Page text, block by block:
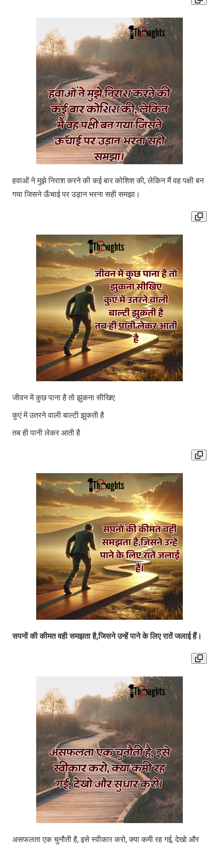
हवाओं ने मुझे निराश करने की कई बार कोशिश की, लेकिन मैं वह पक्षी बन
गया जिसने ऊँचाई पर उड़ान भरना सही समझा।
जीवन में कुछ पाना है तो झुकना सीखिए
कुएं में उतरने वाली बाल्टी झुकती है
तब ही पानी लेकर आती है
सपनों की कीमत वही समझता है,जिसने उन्हें पाने के लिए रातें जलाई हैं।
असफलता एक चुनौती है, इसे स्वीकार करो, क्या कमी रह गई, देखो और